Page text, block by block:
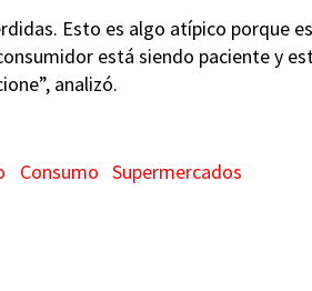
Esto es algo atípico porque
está siendo paciente y
analizó.
Consumo Supermercados